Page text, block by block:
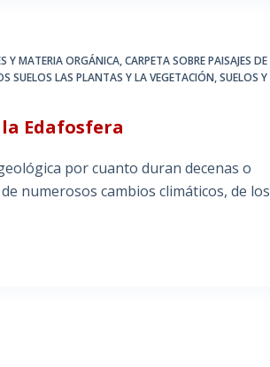
Y MATERIA ORGÁNICA,CARPETA SOBRE PAISAJES DE
SUELOS LAS PLANTAS Y LA VEGETACIÓN,SUELOS Y
Edafosfera
por cuanto duran decenas o
numerosos cambios climáticos, de los